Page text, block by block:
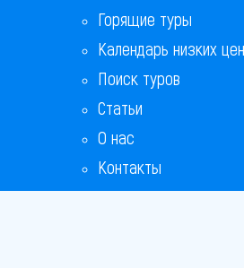
Горящие туры
Календарь низких цен
Поиск туров
Статьи
О нас
Контакты
Бонусная программа